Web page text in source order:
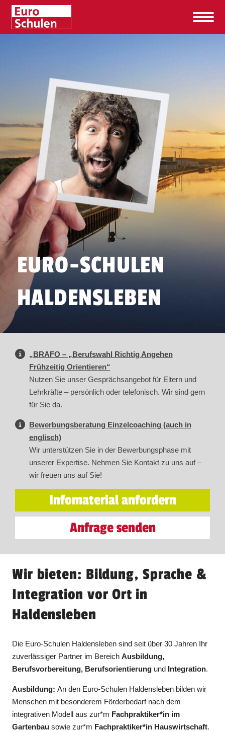
EURO-SCHULEN
HALDENSLEBEN
„BRAFO – „Berufswahl Richtig Angehen
Frühzeitig Orientieren“
Nutzen Sie unser Gesprächsangebot für Eltern und
Lehrkräfte – persönlich oder telefonisch. Wir sind gern
für Sie da.
Bewerbungsberatung Einzelcoaching (auch in
englisch)
Wir unterstützen Sie in der Bewerbungsphase mit
unserer Expertise. Nehmen Sie Kontakt zu uns auf –
wir freuen uns auf Sie!
Infomaterial anfordern
Anfrage senden
Wir bieten: Bildung, Sprache &
Integration vor Ort in
Haldensleben
Die Euro-Schulen Haldensleben sind seit über 30 Jahren Ihr
zuverlässiger Partner im BereichAusbildung,
Berufsvorbereitung, Berufsorientierung und Integration.
Ausbildung:An den Euro-Schulen Haldensleben bilden wir
Menschen mit besonderem Förderbedarf nach dem
integrativen Modell aus zur*m Fachpraktiker*in im
Gartenbau sowie zur*m Fachpraktiker*in Hauswirtschaft.